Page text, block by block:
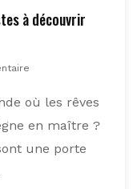
à découvrir
où les rêves
en maître ?
une porte